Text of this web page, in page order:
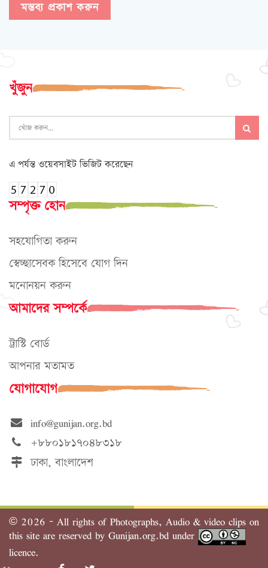
খুঁজুন
এ পর্যন্ত ওয়েবসাইট ভিজিট করেছেন
সম্পৃক্ত হোন
সহযোগিতা করুন
স্বেচ্ছাসেবক হিসেবে যোগ দিন
মনোনয়ন করুন
আমাদের সম্পর্কে
ট্রাস্টি বোর্ড
আপনার মতামত
যোগাযোগ
info@gunijan.org.bd
+৮৮০১৮১৭০৪৮৩১৮
ঢাকা, বাংলাদেশ
© 2026 - All rights of Photographs, Audio & video clips on
this site are reserved by Gunijan.org.bd under
licence.